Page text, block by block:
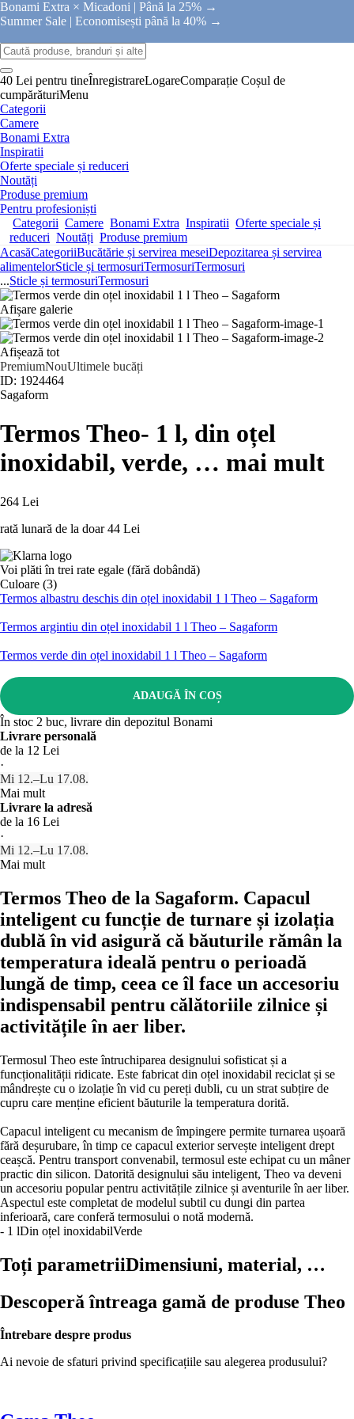
Bonami Extra × Micadoni | Până la 25% →
Summer Sale | Economisești până la 40% →
40 Lei pentru tineÎnregistrareLogareComparație Coșul de
cumpărăturiMenu
Categorii
Camere
Bonami Extra
Inspiratii
Oferte speciale și reduceri
Noutăți
Produse premium
Pentru profesioniști
Categorii Camere Bonami Extra Inspiratii Oferte speciale și
reduceri Noutăți Produse premium
AcasăCategoriiBucătărie și servirea meseiDepozitarea și servirea
alimentelorSticle și termosuriTermosuriTermosuri
...Sticle și termosuriTermosuri
Afișare galerie
Afișează tot
PremiumNouUltimele bucăți
ID: 1924464
Sagaform
Termos Theo- 1 l, din oțel
inoxidabil, verde, … mai mult
264 Lei
rată lunară de la doar 44 Lei
Voi plăti în trei rate egale (fără dobândă)
Culoare (3)
Termos albastru deschis din oțel inoxidabil 1 l Theo – Sagaform
Termos argintiu din oțel inoxidabil 1 l Theo – Sagaform
Termos verde din oțel inoxidabil 1 l Theo – Sagaform
ADAUGĂ ÎN COȘ
În stoc 2 buc, livrare din depozitul Bonami
Livrare personală
de la 12 Lei
·
Mi 12.–Lu 17.08.
Mai mult
Livrare la adresă
de la 16 Lei
·
Mi 12.–Lu 17.08.
Mai mult
Termos Theo de la Sagaform. Capacul
inteligent cu funcție de turnare și izolația
dublă în vid asigură că băuturile rămân la
temperatura ideală pentru o perioadă
lungă de timp, ceea ce îl face un accesoriu
indispensabil pentru călătoriile zilnice și
activitățile în aer liber.
Termosul Theo este întruchiparea designului sofisticat și a
funcționalității ridicate. Este fabricat din oțel inoxidabil reciclat și se
mândrește cu o izolație în vid cu pereți dubli, cu un strat subțire de
cupru care menține eficient băuturile la temperatura dorită.
Capacul inteligent cu mecanism de împingere permite turnarea ușoară
fără deșurubare, în timp ce capacul exterior servește inteligent drept
ceașcă. Pentru transport convenabil, termosul este echipat cu un mâner
practic din silicon. Datorită designului său inteligent, Theo va deveni
un accesoriu popular pentru activitățile zilnice și aventurile în aer liber.
Aspectul este completat de modelul subtil cu dungi din partea
inferioară, care conferă termosului o notă modernă.
- 1 lDin oțel inoxidabilVerde
Toți parametriiDimensiuni, material, …
Descoperă întreaga gamă de produse Theo
Întrebare despre produs
Ai nevoie de sfaturi privind specificațiile sau alegerea produsului?